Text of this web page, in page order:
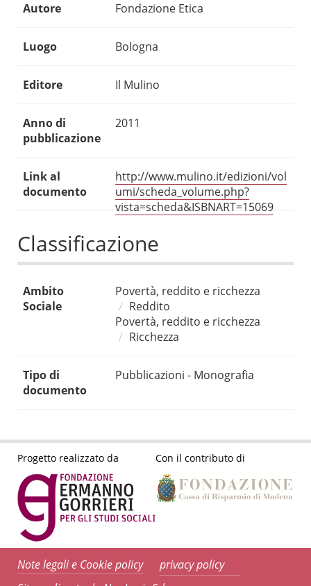
Autore Fondazione Etica
Luogo Bologna
Editore Il Mulino
Anno di
pubblicazione
2011
Link al
documento
http://www.mulino.it/edizioni/vol
umi/scheda_volume.php?
vista=scheda&ISBNART=15069
Classificazione
Ambito
Sociale
Povertà, reddito e ricchezza
Reddito
Povertà, reddito e ricchezza
Ricchezza
Tipo di
documento
Pubblicazioni - Monografia
Progetto realizzato da Con il contributo di
Note legali e Cookie policy
privacy policy